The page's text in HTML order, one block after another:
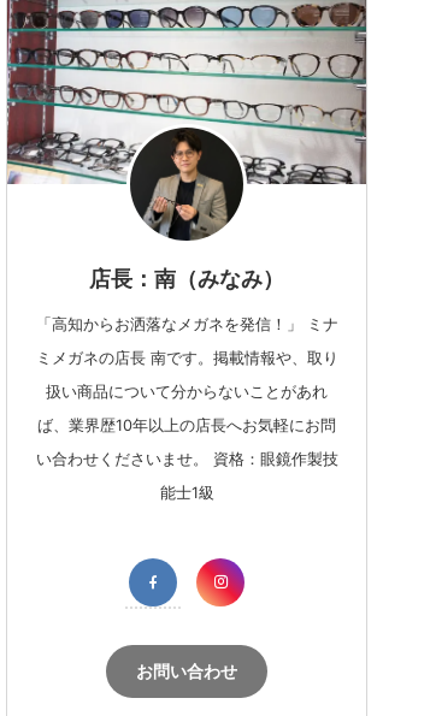
店長：南（みなみ）
「高知からお洒落なメガネを発信！」 ミナ
ミメガネの店長 南です。掲載情報や、取り
扱い商品について分からないことがあれ
ば、業界歴10年以上の店長へお気軽にお問
い合わせくださいませ。 資格：眼鏡作製技
能士1級
お問い合わせ